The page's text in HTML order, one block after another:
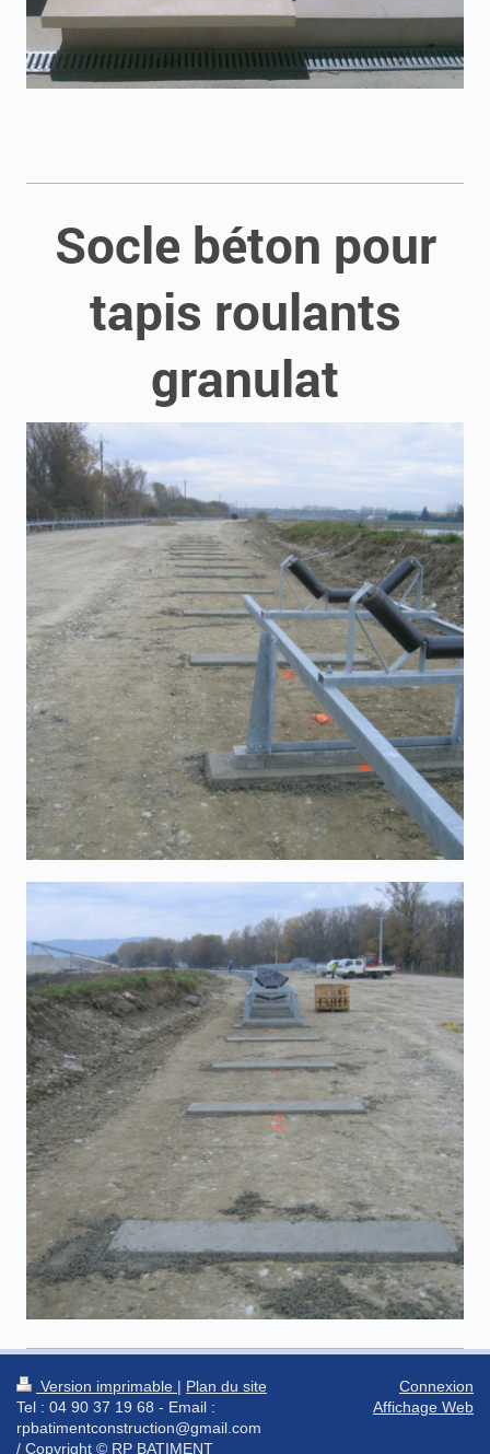
Socle béton pour
tapis roulants
granulat
Version imprimable | Plan du site
Tel : 04 90 37 19 68 - Email :
rpbatimentconstruction@gmail.com
/ Copyright © RP BATIMENT
Connexion
Affichage Web